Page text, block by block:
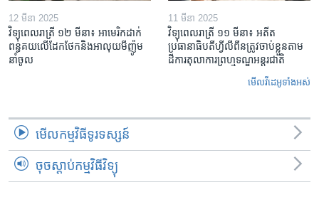
12 មីនា 2025
វិទ្យុពេលរាត្រី ១២ មីនា៖ អាមេរិក​ដាក់​
ពន្ធគយ​លើ​ដែកថែក​និង​អាលុយ​មីញ៉ូម​
នាំចូល
11 មីនា 2025
វិទ្យុពេលរាត្រី ១១ មីនា៖ អតីត​
ប្រធានាធិបតីហ្វីលីពីន​ត្រូវ​ចាប់ខ្លួនតាម
ដីការ​តុលាការ​ព្រហ្មទណ្ឌ​អន្តរជាតិ
មើល​វីដេអូ​ទាំង​អស់
មើល​កម្មវិធី​ទូរទស្សន៍
ចុចស្តាប់កម្មវិធីវិទ្យុ